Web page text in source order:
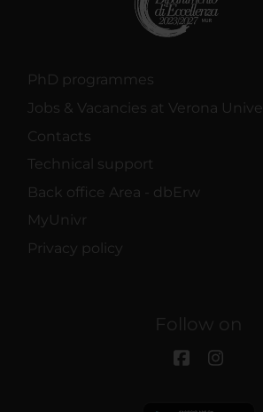
PhD programmes
Jobs & Vacancies at Verona
Contacts
Technical support
Back office Area - dbErw
MyUnivr
Privacy policy
Follow on